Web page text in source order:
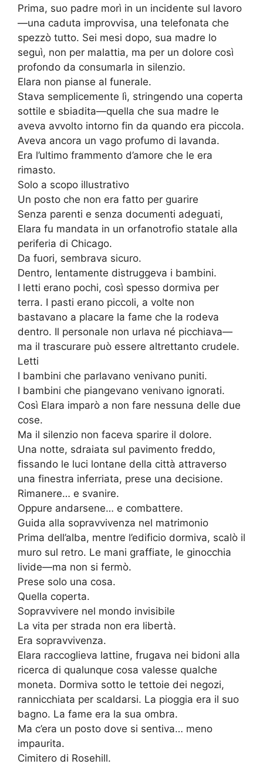
Prima, suo padre morì in un incidente sul lavoro
—una caduta improvvisa, una telefonata che
spezzò tutto. Sei mesi dopo, sua madre lo
seguì, non per malattia, ma per un dolore così
profondo da consumarla in silenzio.
Elara non pianse al funerale.
Stava semplicemente lì, stringendo una coperta
sottile e sbiadita—quella che sua madre le
aveva avvolto intorno fin da quando era piccola.
Aveva ancora un vago profumo di lavanda.
Era l’ultimo frammento d’amore che le era
rimasto.
Solo a scopo illustrativo
Un posto che non era fatto per guarire
Senza parenti e senza documenti adeguati,
Elara fu mandata in un orfanotrofio statale alla
periferia di Chicago.
Da fuori, sembrava sicuro.
Dentro, lentamente distruggeva i bambini.
I letti erano pochi, così spesso dormiva per
terra. I pasti erano piccoli, a volte non
bastavano a placare la fame che la rodeva
dentro. Il personale non urlava né picchiava—
ma il trascurare può essere altrettanto crudele.
Letti
I bambini che parlavano venivano puniti.
I bambini che piangevano venivano ignorati.
Così Elara imparò a non fare nessuna delle due
cose.
Ma il silenzio non faceva sparire il dolore.
Una notte, sdraiata sul pavimento freddo,
fissando le luci lontane della città attraverso
una finestra inferriata, prese una decisione.
Rimanere… e svanire.
Oppure andarsene… e combattere.
Guida alla sopravvivenza nel matrimonio
Prima dell’alba, mentre l’edificio dormiva, scalò il
muro sul retro. Le mani graffiate, le ginocchia
livide—ma non si fermò.
Prese solo una cosa.
Quella coperta.
Sopravvivere nel mondo invisibile
La vita per strada non era libertà.
Era sopravvivenza.
Elara raccoglieva lattine, frugava nei bidoni alla
ricerca di qualunque cosa valesse qualche
moneta. Dormiva sotto le tettoie dei negozi,
rannicchiata per scaldarsi. La pioggia era il suo
bagno. La fame era la sua ombra.
Ma c’era un posto dove si sentiva… meno
impaurita.
Cimitero di Rosehill.